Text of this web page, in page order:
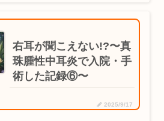
右耳が聞こえない!?〜真
珠腫性中耳炎で入院・手
術した記録⑥〜
2025/9/17